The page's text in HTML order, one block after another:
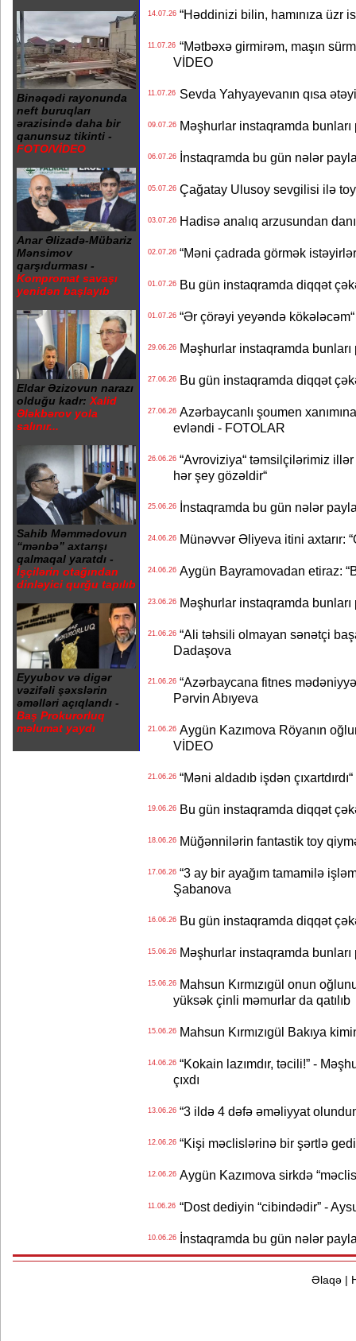
Binəqədi rayonunda
neft buruqları
ərazisində daha bir
qanunsuz tikinti -
FOTO/VİDEO
Anar Əlizadə-Mübariz
Mənsimov
qarşıdurması -
Kompromat savaşı
yenidən başlayıb
Eldar Əzizovun narazı
olduğu kadr: Xalid
Ələkbərov yola
salınır...
Sahib Məmmədovun
“mənbə” axtarışı
qalmaqal yaratdı -
İşçilərin otağından
dinləyici qurğu tapılıb
Eyyubov və digər
vəzifəli şəxslərin
əməlləri açıqlandı -
Baş Prokurorluq
məlumat yaydı
14.07.26“Həddinizi bilin, hamınıza üzr
11.07.26“Mətbəxə girmirəm, maşın
VİDEO
11.07.26Sevda Yahyayevanın qısa
09.07.26Məşhurlar instaqramda bunları
06.07.26İnstaqramda bu gün nələr
05.07.26Çağatay Ulusoy sevgilisi ilə
03.07.26Hadisə analıq arzusundan
02.07.26“Məni çadrada görmək
01.07.26Bu gün instaqramda diqqət
01.07.26“Ər çörəyi yeyəndə kökələcəm“
29.06.26Məşhurlar instaqramda bunları
27.06.26Bu gün instaqramda diqqət
27.06.26Azərbaycanlı şoumen
evləndi - FOTOLAR
26.06.26“Avroviziya“ təmsilçilərimiz illər
hər şey gözəldir“
25.06.26İnstaqramda bu gün nələr
24.06.26Münəvvər Əliyeva itini axtarır:
24.06.26Aygün Bayramovadan etiraz:
23.06.26Məşhurlar instaqramda bunları
21.06.26“Ali təhsili olmayan sənətçi
Dadaşova
21.06.26“Azərbaycana fitnes
Pərvin Abıyeva
21.06.26Aygün Kazımova Röyanın
VİDEO
21.06.26“Məni aldadıb işdən
19.06.26Bu gün instaqramda diqqət
18.06.26Müğənnilərin fantastik toy
17.06.26“3 ay bir ayağım tamamilə
Şabanova
16.06.26Bu gün instaqramda diqqət
15.06.26Məşhurlar instaqramda bunları
15.06.26Mahsun Kırmızıgül onun
yüksək çinli məmurlar da qatılıb
15.06.26Mahsun Kırmızıgül Bakıya
14.06.26“Kokain lazımdır, təcili!” -
çıxdı
13.06.26“3 ildə 4 dəfə əməliyyat
12.06.26“Kişi məclislərinə bir şərtlə
12.06.26Aygün Kazımova sirkdə
11.06.26“Dost dediyin “cibindədir” -
10.06.26İnstaqramda bu gün nələr
Əlaqə|